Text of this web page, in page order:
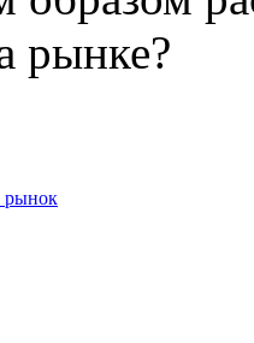
рынке?
рынок